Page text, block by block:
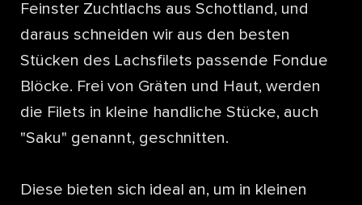
Feinster Zuchtlachs aus Schottland, und
daraus schneiden wir aus den besten
Stücken des Lachsfilets passende Fondue
Blöcke. Frei von Gräten und Haut, werden
die Filets in kleine handliche Stücke, auch
"Saku" genannt, geschnitten.
Diese bieten sich ideal an, um in kleinen